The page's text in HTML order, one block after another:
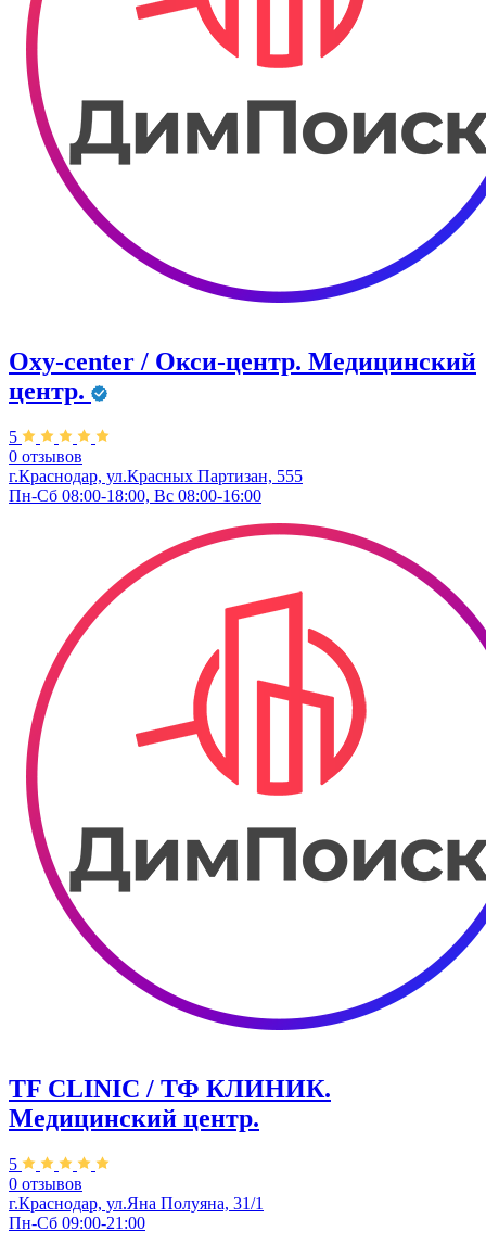
Oxy-center / Окси-центр. Медицинский
центр.
5
0 отзывов
г.Краснодар, ул.Красных Партизан, 555
Пн-Сб 08:00-18:00, Вс 08:00-16:00
TF CLINIC / ТФ КЛИНИК.
Медицинский центр.
5
0 отзывов
г.Краснодар, ул.​Яна Полуяна, 31/1
Пн-Сб 09:00-21:00